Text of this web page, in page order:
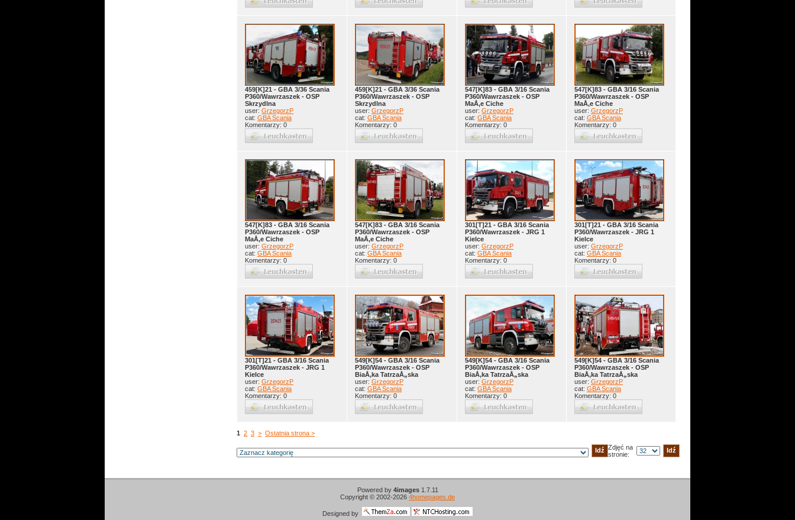
459[K]21 - GBA 3/36 Scania
P360/Wawrzaszek - OSP
Skrzydlna
user: GrzegorzP
cat: GBA Scania
Komentarzy: 0
459[K]21 - GBA 3/36 Scania
P360/Wawrzaszek - OSP
Skrzydlna
user: GrzegorzP
cat: GBA Scania
Komentarzy: 0
547[K]83 - GBA 3/16 Scania
P360/Wawrzaszek - OSP
MaÅ‚e Ciche
user: GrzegorzP
cat: GBA Scania
Komentarzy: 0
547[K]83 - GBA 3/16 Scania
P360/Wawrzaszek - OSP
MaÅ‚e Ciche
user: GrzegorzP
cat: GBA Scania
Komentarzy: 0
547[K]83 - GBA 3/16 Scania
P360/Wawrzaszek - OSP
MaÅ‚e Ciche
user: GrzegorzP
cat: GBA Scania
Komentarzy: 0
547[K]83 - GBA 3/16 Scania
P360/Wawrzaszek - OSP
MaÅ‚e Ciche
user: GrzegorzP
cat: GBA Scania
Komentarzy: 0
301[T]21 - GBA 3/16 Scania
P360/Wawrzaszek - JRG 1
Kielce
user: GrzegorzP
cat: GBA Scania
Komentarzy: 0
301[T]21 - GBA 3/16 Scania
P360/Wawrzaszek - JRG 1
Kielce
user: GrzegorzP
cat: GBA Scania
Komentarzy: 0
301[T]21 - GBA 3/16 Scania
P360/Wawrzaszek - JRG 1
Kielce
user: GrzegorzP
cat: GBA Scania
Komentarzy: 0
549[K]54 - GBA 3/16 Scania
P360/Wawrzaszek - OSP
BiaÅ‚ka TatrzaÅ„ska
user: GrzegorzP
cat: GBA Scania
Komentarzy: 0
549[K]54 - GBA 3/16 Scania
P360/Wawrzaszek - OSP
BiaÅ‚ka TatrzaÅ„ska
user: GrzegorzP
cat: GBA Scania
Komentarzy: 0
549[K]54 - GBA 3/16 Scania
P360/Wawrzaszek - OSP
BiaÅ‚ka TatrzaÅ„ska
user: GrzegorzP
cat: GBA Scania
Komentarzy: 0
1 2 3 > Ostatnia strona >
Zdjęć na
stronie:
Powered by 4images1.7.11
Copyright © 2002-2026 4homepages.de
Designed by